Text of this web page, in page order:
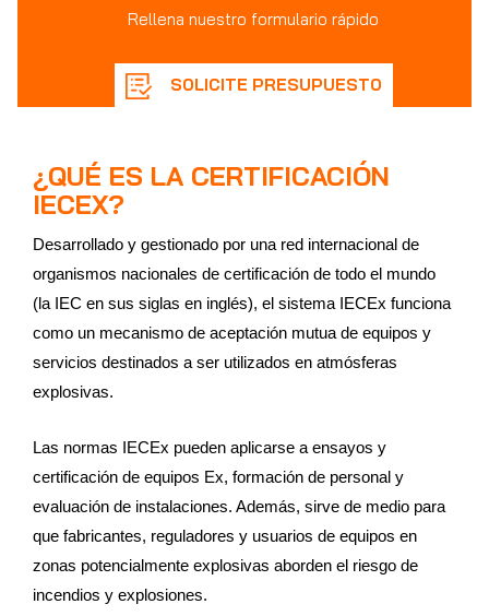
Rellena nuestro formulario rápido
SOLICITE PRESUPUESTO
¿QUÉ ES LA CERTIFICACIÓN
IECEX?
Desarrollado y gestionado por una red internacional de
organismos nacionales de certificación de todo el mundo
(la IEC en sus siglas en inglés), el sistema IECEx funciona
como un mecanismo de aceptación mutua de equipos y
servicios destinados a ser utilizados en atmósferas
explosivas.
Las normas IECEx pueden aplicarse a ensayos y
certificación de equipos Ex, formación de personal y
evaluación de instalaciones. Además, sirve de medio para
que fabricantes, reguladores y usuarios de equipos en
zonas potencialmente explosivas aborden el riesgo de
incendios y explosiones.